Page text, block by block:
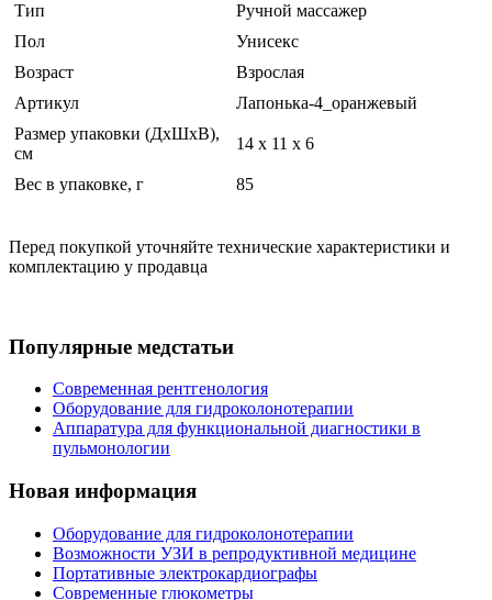
Тип
Ручной массажер
Пол
Унисекс
Возраст
Взрослая
Артикул
Лапонька-4_оранжевый
Размер упаковки (ДхШхВ),
см
14 x 11 x 6
Вес в упаковке, г 85
Перед покупкой уточняйте технические характеристики и
комплектацию у продавца
Популярные медстатьи
Современная рентгенология
Оборудование для гидроколонотерапии
Аппаратура для функциональной диагностики в
пульмонологии
Новая информация
Оборудование для гидроколонотерапии
Возможности УЗИ в репродуктивной медицине
Портативные электрокардиографы
Современные глюкометры